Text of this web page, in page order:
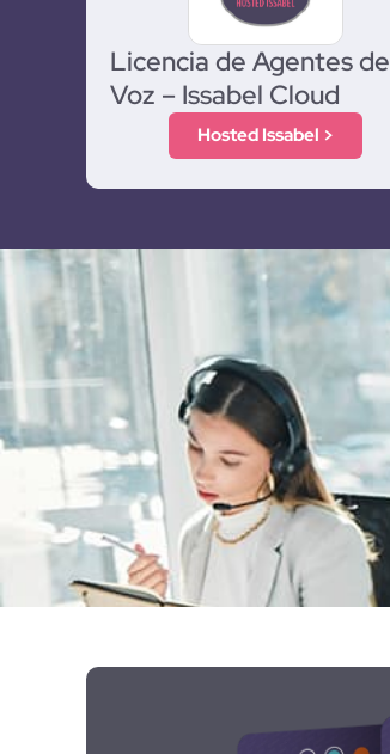
Licencia de Agentes de
Voz – Issabel Cloud
Hosted Issabel >